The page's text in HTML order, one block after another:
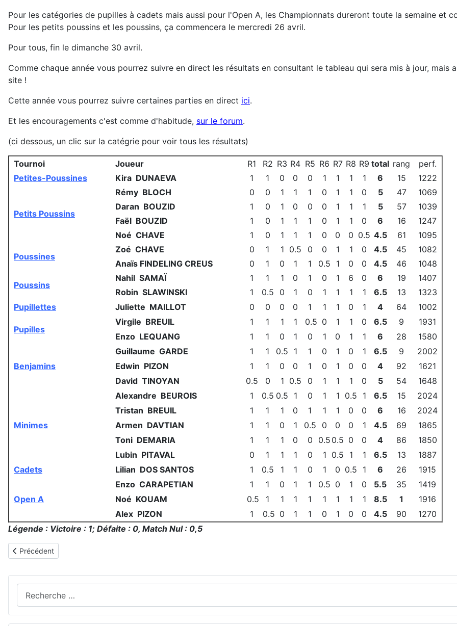
Pour les catégories de pupilles à cadets mais aussi pour l'Open A, les Championnats dureront toute la semaine et
Pour les petits poussins et les poussins, ça commencera le mercredi 26 avril.
Pour tous, fin le dimanche 30 avril.
Comme chaque année vous pourrez suivre en direct les résultats en consultant le tableau qui sera mis à jour, mais
site !
Cette année vous pourrez suivre certaines parties en direct ici.
Et les encouragements c'est comme d'habitude, sur le forum.
(ci dessous, un clic sur la catégrie pour voir tous les résultats)
Tournoi Joueur R1 R2 R3 R4 R5 R6 R7 R8 R9 total rang
perf.
Petites-Poussines
Kira DUNAEVA 1 1 0 0 0 1 1 1 1 6 15 1222
Petits Poussins
Rémy BLOCH 0 0 1 1 1 0 1 1 0 5 47
1069
Daran BOUZID
1 0 1 0 0 0 1 1 1 5 57
1039
Faël BOUZID
1 0 1 1 1 0 1 1 0 6 16
1247
Noé CHAVE
1 0 1 1 1 0 0 0 0.5 4.5 61 1095
Poussines
Zoé CHAVE 0 1 1 0.5 0 0 1 1 0 4.5 45
1082
Anaïs FINDELING CREUS
0 1 0 1 1 0.5 1 0 0 4.5 46 1048
Poussins
Nahil SAMAÏ 1 1 1 0 1 0 1 6 0 6 19
1407
Robin SLAWINSKI
1 0.5 0 1 0 1 1 1 1 6.5 13
1323
Pupillettes
Juliette MAILLOT 0 0 0 0 1 1 1 0 1 4 64 1002
Pupilles
Virgile BREUIL 1 1 1 1 0.5 0 1 1 0 6.5 9
1931
Enzo LEQUANG
1 1 0 1 0 1 0 1 1 6 28 1580
Benjamins
Guillaume GARDE 1 1 0.5 1 1 0 1 0 1 6.5 9
2002
Edwin PIZON
1 1 0 0 1 0 1 0 0 4 92
1621
David TINOYAN
0.5 0 1 0.5 0 1 1 1 0 5 54 1648
Minimes
Alexandre BEUROIS 1 0.5 0.5 1 0 1 1 0.5 1 6.5 15
2024
Tristan BREUIL
1 1 1 0 1 1 1 0 0 6 16
2024
Armen DAVTIAN
1 1 0 1 0.5 0 0 0 1 4.5 69
1865
Toni DEMARIA
1 1 1 0 0 0.5 0.5 0 0 4 86
1850
Lubin PITAVAL
0 1 1 1 0 1 0.5 1 1 6.5 13
1887
Cadets
Lilian DOS SANTOS 1 0.5 1 1 0 1 0 0.5 1 6 26 1915
Open A
Enzo CARAPETIAN 1 1 0 1 1 0.5 0 1 0 5.5 35
1419
Noé KOUAM
0.5 1 1 1 1 1 1 1 1 8.5 1
1916
Alex PIZON
1 0.5 0 1 1 0 1 0 0 4.5 90
1270
Légende : Victoire : 1; Défaite : 0, Match Nul : 0,5
Article précédent : Du beau monde au Championnat de France
Précédent